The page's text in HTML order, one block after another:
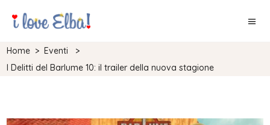
Home >Eventi
>
I Delitti del Barlume 10: il trailer della nuova stagione